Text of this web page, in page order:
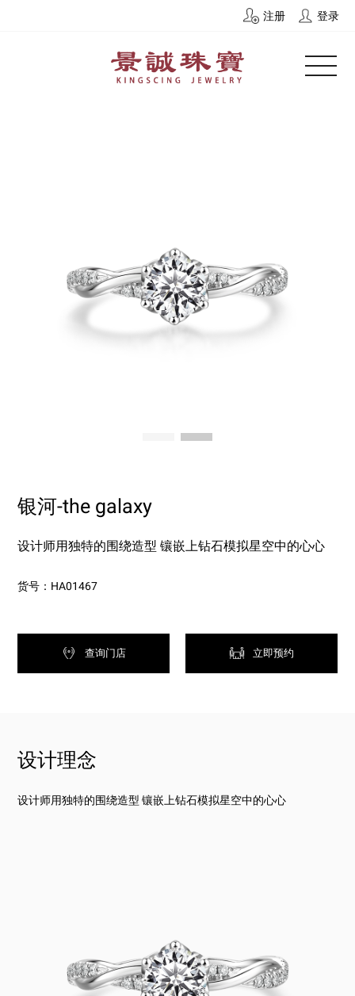
注册 登录
银河-the galaxy
设计师用独特的围绕造型 镶嵌上钻石模拟星空中的心心
货号：HA01467
查询门店 立即预约
设计理念
设计师用独特的围绕造型 镶嵌上钻石模拟星空中的心心